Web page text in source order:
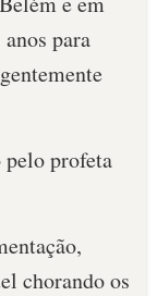
para
profeta
chorando os